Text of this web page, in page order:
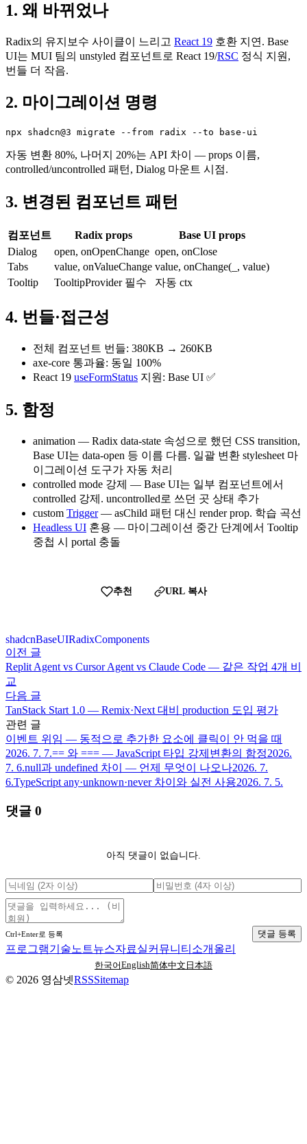
1. 왜 바뀌었나
Radix의 유지보수 사이클이 느리고 React 19 호환 지연. Base
UI는 MUI 팀의 unstyled 컴포넌트로 React 19/RSC 정식 지원,
번들 더 작음.
2. 마이그레이션 명령
npx shadcn@3 migrate --from radix --to base-ui
자동 변환 80%, 나머지 20%는 API 차이 — props 이름,
controlled/uncontrolled 패턴, Dialog 마운트 시점.
3. 변경된 컴포넌트 패턴
컴포넌트 Radix props
Base UI props
Dialog
open, onOpenChange open, onClose
Tabs
value, onValueChange value, onChange(_, value)
Tooltip
TooltipProvider 필수 자동 ctx
4. 번들·접근성
전체 컴포넌트 번들: 380KB → 260KB
axe-core 통과율: 동일 100%
React 19 useFormStatus 지원: Base UI ✅
5. 함정
animation — Radix data-state 속성으로 했던 CSS transition,
Base UI는 data-open 등 이름 다름. 일괄 변환 stylesheet 마
이그레이션 도구가 자동 처리
controlled mode 강제 — Base UI는 일부 컴포넌트에서
controlled 강제. uncontrolled로 쓰던 곳 상태 추가
custom Trigger— asChild 패턴 대신 render prop. 학습 곡선
Headless UI 혼용 — 마이그레이션 중간 단계에서 Tooltip
중첩 시 portal 충돌
추천 URL 복사
shadcnBaseUIRadixComponents
이전 글
Replit Agent vs Cursor Agent vs Claude Code — 같은 작업 4개 비
교
다음 글
TanStack Start 1.0 — Remix·Next 대비 production 도입 평가
관련 글
이벤트 위임 — 동적으로 추가한 요소에 클릭이 안 먹을 때
2026. 7. 7.== 와 === — JavaScript 타입 강제변환의 함정2026.
7. 6.null과 undefined 차이 — 언제 무엇이 나오나2026. 7.
6.TypeScript any·unknown·never 차이와 실전 사용2026. 7. 5.
댓글 0
아직 댓글이 없습니다.
Ctrl+Enter로 등록 댓글 등록
프로그램기술노트뉴스자료실커뮤니티 소개 올리
한국어English简体中文 日本語
© 2026 영삼넷RSSSitemap